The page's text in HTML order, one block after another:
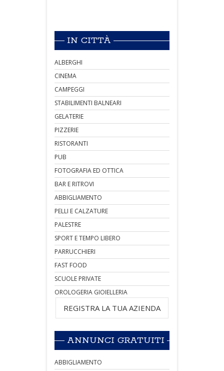
IN CITTÀ
ALBERGHI
CINEMA
CAMPEGGI
STABILIMENTI BALNEARI
GELATERIE
PIZZERIE
RISTORANTI
PUB
FOTOGRAFIA ED OTTICA
BAR E RITROVI
ABBIGLIAMENTO
PELLI E CALZATURE
PALESTRE
SPORT E TEMPO LIBERO
PARRUCCHIERI
FAST FOOD
SCUOLE PRIVATE
OROLOGERIA GIOIELLERIA
REGISTRA LA TUA AZIENDA
ANNUNCI GRATUITI
ABBIGLIAMENTO